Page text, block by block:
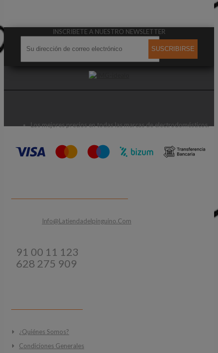
INSCRIBETE A NUESTRO NEWSLETTER
SUSCRIBIRSE
Los mejores precios en todas las marcas de electrodomésticos.
Info@latiendadelpinguino.com
91 00 11 123
628 275 909
¿Quiénes Somos?
Condiciones Generales